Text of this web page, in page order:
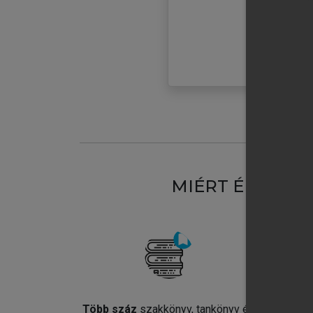
MIÉRT
Több száz szakkönyv, tankönyv és